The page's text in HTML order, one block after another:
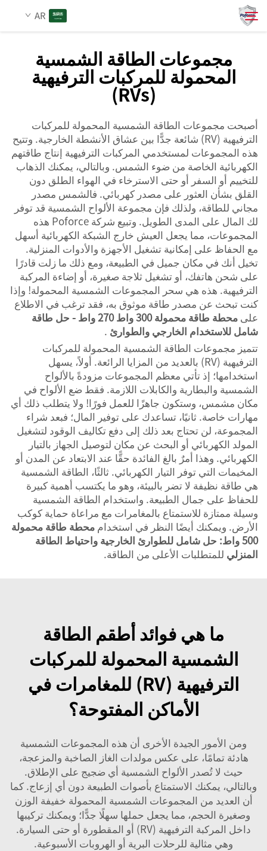
AR
من نحن
الخدمات
الأخبار
اتصل بنا
بحث
مجموعات الطاقة الشمسية
المحمولة للمركبات الترفيهية
(RVs)
أصبحت مجموعات الطاقة الشمسية المحمولة للمركبات
الترفيهية (RV) شائعة جدًّا بين عشاق الأنشطة الخارجية. وتتيح
هذه المجموعات لمستخدمي المركبات الترفيهية إنتاج طاقتهم
الكهربائية الخاصة من ضوء الشمس. وبالتالي، يمكنك الذهاب
للتخييم أو السفر أو حتى الاسترخاء في الهواء الطلق دون
القلق بشأن العثور على مصدر كهربائي. فالشمس مصدر
مجاني للطاقة، ولذلك فإن مجموعة الألواح الشمسية قد توفر
لك المال على المدى الطويل. وتبيع شركة Poforce هذه
المجموعات، مما يجعل العيش خارج الشبكة الكهربائية أسهل
مع الحفاظ على إمكانية تشغيل الأجهزة والأدوات المنزلية.
تخيل أنك في مكان جميل في الطبيعة، ومع ذلك ما زلت قادرًا
على شحن هاتفك، أو تشغيل ثلاجة صغيرة، أو إضاءة المركبة
الترفيهية. هذه هي سحر المجموعات الشمسية المحمولة! وإذا
كنت تبحث عن مصدر طاقة موثوق به، فقد ترغب في الاطلاع
على
محطة طاقة محمولة 300 واط 270 واط - حل طاقة
شامل للاستخدام الخارجي والطوارئ .
تتميز مجموعات الطاقة الشمسية المحمولة للمركبات
الترفيهية (RV) بالعديد من المزايا الرائعة. أولاً، يسهل
استخدامها؛ إذ تأتي معظم المجموعات مزودةً بالألواح
الشمسية والبطارية والكابلات اللازمة. فقط ضع الألواح في
مكان مشمس، وستكون جاهزًا للعمل فورًا! ولا يتطلب ذلك أي
مهارات خاصة. ثانيًا، تساعدك على توفير المال؛ فبعد شراء
المجموعة، لن تحتاج بعد ذلك إلى دفع تكاليف الوقود لتشغيل
المولد الكهربائي أو البحث عن مكان لتوصيل الجهاز بالتيار
الكهربائي. وهذا أمرٌ بالغ الفائدة حقًّا عند الابتعاد عن المدن أو
المخيمات التي توفر التيار الكهربائي. ثالثًا، الطاقة الشمسية
هي طاقة نظيفة لا تضر بالبيئة، وهو ما يكتسب أهمية كبيرة
للحفاظ على جمال الطبيعة. واستخدام الطاقة الشمسية
وسيلة ممتازة للاستمتاع بالمغامرات مع مراعاة حماية كوكب
الأرض. ويمكنك أيضًا النظر في استخدام محطة طاقة محمولة
500 واط: حل شامل للطوارئ الخارجية واحتياط الطاقة
المنزلي للمتطلبات الأعلى من الطاقة.
ما هي فوائد أطقم الطاقة
الشمسية المحمولة للمركبات
الترفيهية (RV) للمغامرات في
الأماكن المفتوحة؟
ومن الأمور الجيدة الأخرى أن هذه المجموعات الشمسية
هادئة تمامًا، على عكس مولدات الغاز الصاخبة والمزعجة،
حيث لا تُصدر الألواح الشمسية أي ضجيج على الإطلاق.
وبالتالي، يمكنك الاستمتاع بأصوات الطبيعة دون أي إزعاج. كما
أن العديد من المجموعات الشمسية المحمولة خفيفة الوزن
وصغيرة الحجم، مما يجعل حملها سهلًا جدًّا؛ ويمكنك تركيبها
داخل المركبة الترفيهية (RV) أو المقطورة أو حتى السيارة.
وهي مثالية للرحلات البرية أو الهروبات الأسبوعية.